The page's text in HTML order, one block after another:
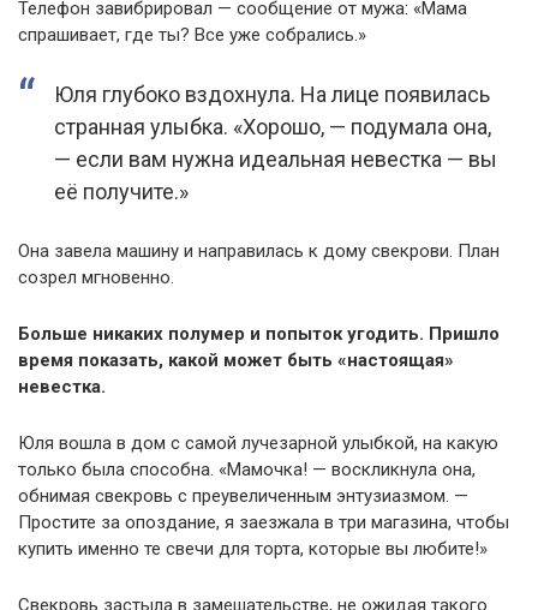
Телефон завибрировал — сообщение от мужа: «Мама
спрашивает, где ты? Все уже собрались.»
Юля глубоко вздохнула. На лице появилась
странная улыбка. «Хорошо, — подумала она,
— если вам нужна идеальная невестка — вы
её получите.»
Она завела машину и направилась к дому свекрови. План
созрел мгновенно.
Больше никаких полумер и попыток угодить. Пришло
время показать, какой может быть «настоящая»
невестка.
Юля вошла в дом с самой лучезарной улыбкой, на какую
только была способна. «Мамочка! — воскликнула она,
обнимая свекровь с преувеличенным энтузиазмом. —
Простите за опоздание, я заезжала в три магазина, чтобы
купить именно те свечи для торта, которые вы любите!»
Свекровь застыла в замешательстве, не ожидая такого